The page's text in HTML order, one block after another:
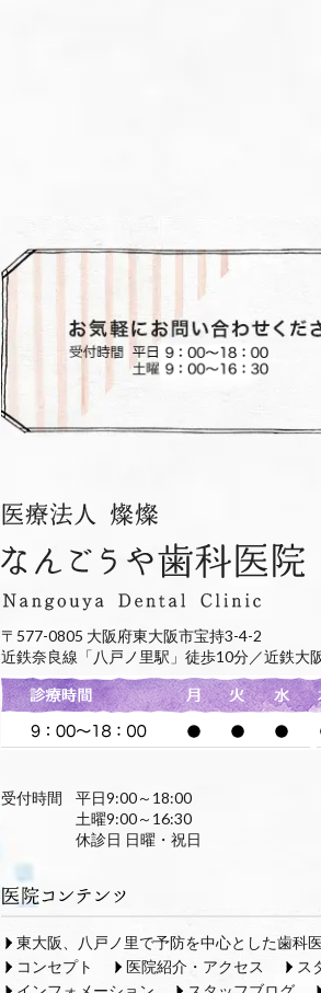
〒577-0805 大阪府東大阪市宝持3-4-2
近鉄奈良線「八戸ノ里駅」徒歩10分／近鉄大
受付時間
平日9:00～18:00
土曜9:00～16:30
休診日 日曜・祝日
東大阪、八戸ノ里で予防を中心とした歯科
コンセプト
医院紹介・アクセス ス